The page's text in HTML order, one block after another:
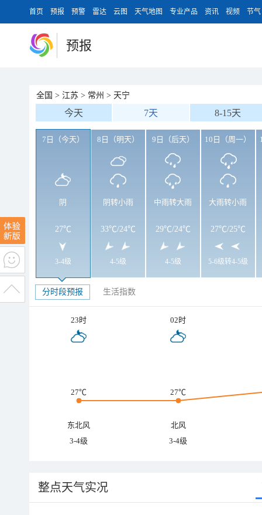
首页 预报 预警 雷达 云图 天气地图 专业产品 资讯 视频 节气
预报
全国 > 江苏 > 常州 > 天宁
今天 7天 8-15天
7日（今天）
阴
27℃
3-4级
8日（明天）
阴转小雨
33℃/24℃
4-5级
9日（后天）
中雨转大雨
29℃/24℃
4-5级
10日（周一）
大雨转小雨
27℃/25℃
5-6级转4-5级
分时段预报 生活指数
23时 02时
27℃ 27℃
东北风
北风
3-4级
3-4级
整点天气实况